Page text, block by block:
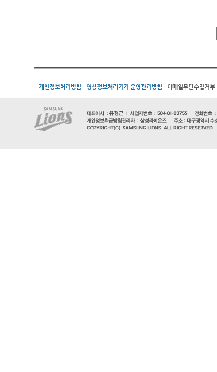
개인정보처리방침 영상정보처리기기 운영관리방침 이메일무단수집거부